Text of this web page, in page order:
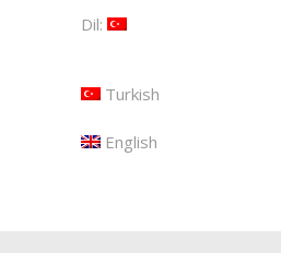
Dil:
Turkish
English